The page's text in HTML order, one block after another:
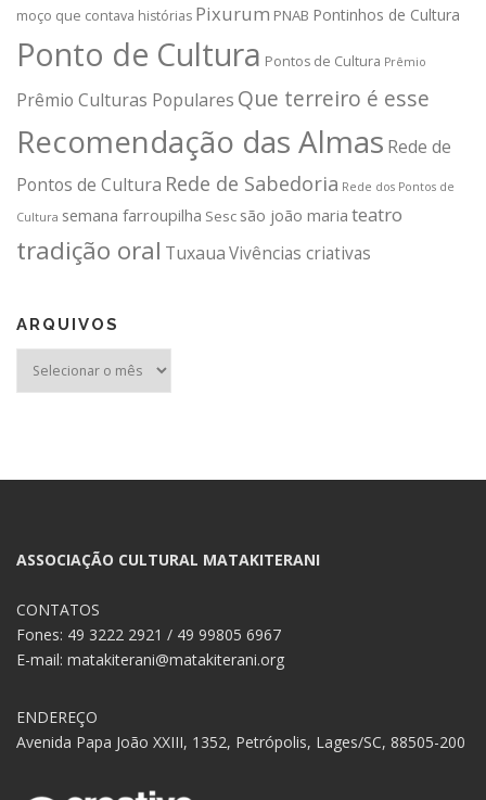
moço que contava histórias Pixurum PNAB Pontinhos de Cultura
Ponto de Cultura Pontos de Cultura Prêmio
Prêmio Culturas Populares Que terreiro é esse
Recomendação das Almas Rede de
Pontos de Cultura Rede de Sabedoria Rede dos Pontos de
Cultura semana farroupilha Sesc são joão maria teatro
tradição oral TuxauaVivências criativas
ARQUIVOS
ASSOCIAÇÃO CULTURAL MATAKITERANI
CONTATOS
Fones: 49 3222 2921 / 49 99805 6967
E-mail: matakiterani@matakiterani.org
ENDEREÇO
Avenida Papa João XXIII, 1352, Petrópolis, Lages/SC, 88505-200